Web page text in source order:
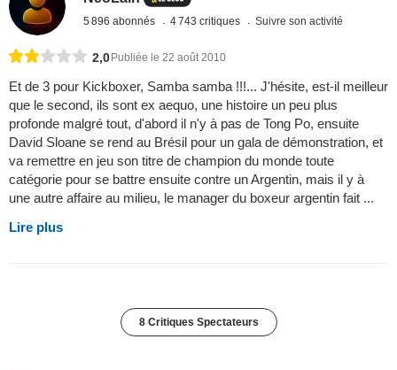
5 896 abonnés 4 743 critiques Suivre son activité
2,0Publiée le 22 août 2010
Et de 3 pour Kickboxer, Samba samba !!!... J'hésite, est-il meilleur
que le second, ils sont ex aequo, une histoire un peu plus
profonde malgré tout, d'abord il n'y à pas de Tong Po, ensuite
David Sloane se rend au Brésil pour un gala de démonstration, et
va remettre en jeu son titre de champion du monde toute
catégorie pour se battre ensuite contre un Argentin, mais il y à
une autre affaire au milieu, le manager du boxeur argentin fait ...
Lire plus
8 Critiques Spectateurs